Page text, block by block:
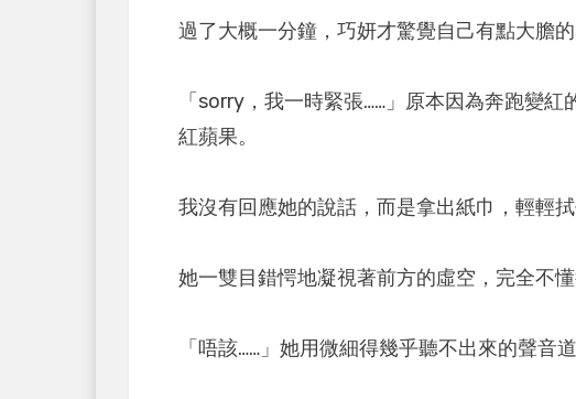
過了大概一分鐘，巧妍才驚覺自己有點大膽
「sorry，我一時緊張……」原本因為奔跑變
紅蘋果。
我沒有回應她的說話，而是拿出紙巾，輕輕拭
她一雙目錯愕地凝視著前方的虛空，完全不
「唔該……」她用微細得幾乎聽不出來的聲音道